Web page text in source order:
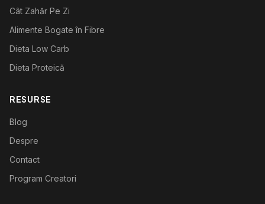
Cât Zahăr Pe Zi
Alimente Bogate în Fibre
Dieta Low Carb
Dieta Proteică
RESURSE
Blog
Despre
Contact
Program Creatori